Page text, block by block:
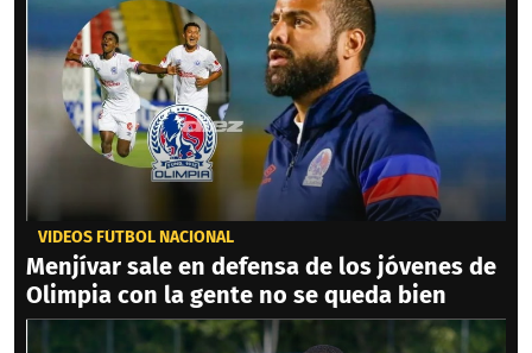
VIDEOS FÚTBOL NACIONAL
Menjívar sale en defensa de los jóvenes de
Olimpia con la gente no se queda bien